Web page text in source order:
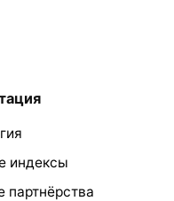
индексы
партнёрства